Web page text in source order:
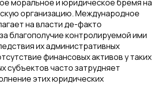
моральное и юридическое бремя на
организацию. Международное
на власти де-факто
благополучие контролируемой ими
их административных
финансовых активов у таких
субъектов часто затрудняет
этих юридических